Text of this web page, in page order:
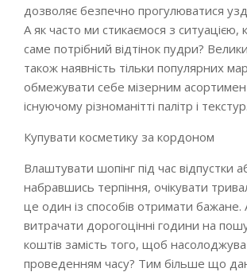
дозволяє безпечно прогулюватися
А як часто ми стикаємося з ситуацією,
саме потрібний відтінок пудри?
також наявність тільки популярних
обмежувати себе мізерним
існуючому різноманітті палітр і текстур.
Купувати косметику за кордоном
Влаштувати шопінг під час відпустки
набравшись терпіння, очікувати
це один із способів отримати бажане.
витрачати дорогоцінні години на
коштів замість того, щоб
проведенням часу? Тим більше що